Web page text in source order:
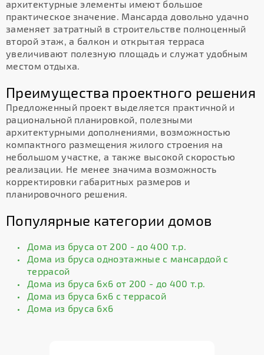
архитектурные элементы имеют большое
практическое значение. Мансарда довольно удачно
заменяет затратный в строительстве полноценный
второй этаж, а балкон и открытая терраса
увеличивают полезную площадь и служат удобным
местом отдыха.
Преимущества проектного решения
Предложенный проект выделяется практичной и
рациональной планировкой, полезными
архитектурными дополнениями, возможностью
компактного размещения жилого строения на
небольшом участке, а также высокой скоростью
реализации. Не менее значима возможность
корректировки габаритных размеров и
планировочного решения.
Популярные категории домов
Дома из бруса от 200 - до 400 т.р.
Дома из бруса одноэтажные с мансардой с
террасой
Дома из бруса 6х6 от 200 - до 400 т.р.
Дома из бруса 6х6 с террасой
Дома из бруса 6х6